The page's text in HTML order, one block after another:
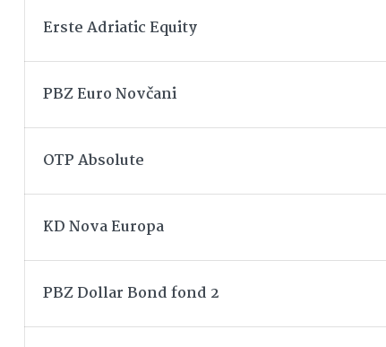
Erste Adriatic Equity
PBZ Euro Novčani
OTP Absolute
KD Nova Europa
PBZ Dollar Bond fond 2